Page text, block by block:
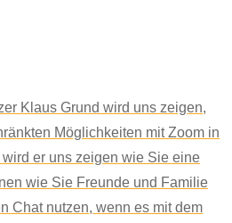
Klaus Grund wird uns zeigen,
Möglichkeiten mit Zoom in
er uns zeigen wie Sie eine
wie Sie Freunde und Familie
Chat nutzen, wenn es mit dem